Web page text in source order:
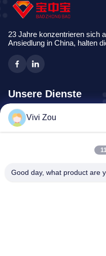
23 Jahre konzentrieren sich
Ansiedlung in China, halten
Unsere Dienste
Fahrzeug-Malerei-
Automobilfarben-Linie
Bus-Spraystand
Vivi Zou
Good day, what product are